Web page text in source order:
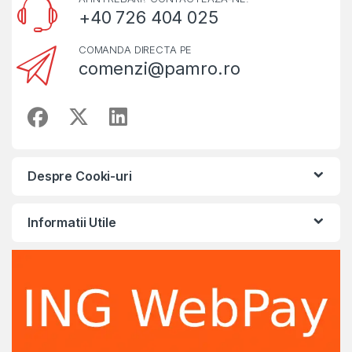
+40 726 404 025
COMANDA DIRECTA PE
comenzi@pamro.ro
Despre Cooki-uri
Informatii Utile